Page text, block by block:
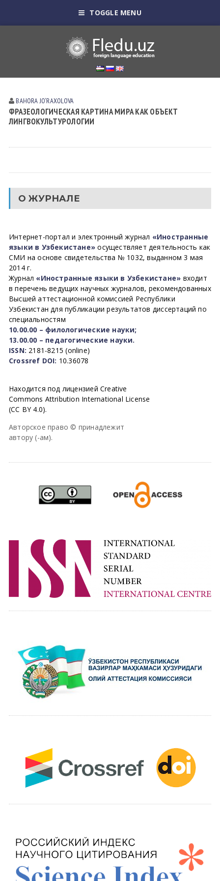
TOGGLE MENU
BAHORA JO‘RAXOLOVA
ФРАЗЕОЛОГИЧЕСКАЯ КАРТИНА МИРА КАК ОБЪЕКТ
ЛИНГВОКУЛЬТУРОЛОГИИ
О ЖУРНАЛЕ
Интернет-портал и электронный журнал «Иностранные
языки в Узбекистане» осуществляет деятельность как
СМИ на основе свидетельства № 1032, выданном 3 мая
2014 г.
Журнал «Иностранные языки в Узбекистане» входит
в перечень ведущих научных журналов, рекомендованных
Высшей аттестационной комиссией Республики
Узбекистан для публикации результатов диссертаций по
специальностям
10.00.00 – филологические науки;
13.00.00 – педагогические науки.
ISSN: 2181-8215 (online)
Crossref DOI: 10.36078
Находится под лицензией Creative
Commons Attribution International License
(CC BY 4.0).
Авторское право © принадлежит
автору (-ам).